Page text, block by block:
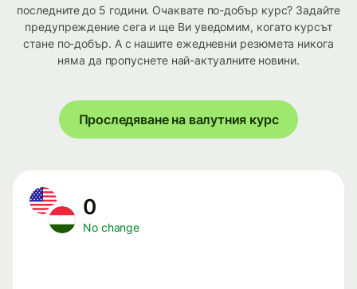
последните до 5 години. Очаквате по-добър курс? Задайте
предупреждение сега и ще Ви уведомим, когато курсът
стане по-добър. А с нашите ежедневни резюмета никога
няма да пропуснете най-актуалните новини.
Проследяване на валутния курс
0
No change